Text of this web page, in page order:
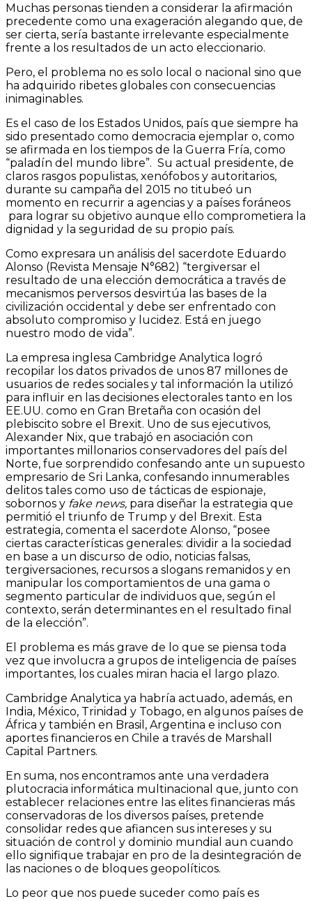
Muchas personas tienden a considerar la afirmación
precedente como una exageración alegando que, de
ser cierta, sería bastante irrelevante especialmente
frente a los resultados de un acto eleccionario.
Pero, el problema no es solo local o nacional sino que
ha adquirido ribetes globales con consecuencias
inimaginables.
Es el caso de los Estados Unidos, país que siempre ha
sido presentado como democracia ejemplar o, como
se afirmada en los tiempos de la Guerra Fría, como
“paladín del mundo libre”. Su actual presidente, de
claros rasgos populistas, xenófobos y autoritarios,
durante su campaña del 2015 no titubeó un
momento en recurrir a agencias y a países foráneos
para lograr su objetivo aunque ello comprometiera la
dignidad y la seguridad de su propio país.
Como expresara un análisis del sacerdote Eduardo
Alonso (Revista Mensaje N°682) “tergiversar el
resultado de una elección democrática a través de
mecanismos perversos desvirtúa las bases de la
civilización occidental y debe ser enfrentado con
absoluto compromiso y lucidez. Está en juego
nuestro modo de vida”.
La empresa inglesa Cambridge Analytica logró
recopilar los datos privados de unos 87 millones de
usuarios de redes sociales y tal información la utilizó
para influir en las decisiones electorales tanto en los
EE.UU. como en Gran Bretaña con ocasión del
plebiscito sobre el Brexit. Uno de sus ejecutivos,
Alexander Nix, que trabajó en asociación con
importantes millonarios conservadores del país del
Norte, fue sorprendido confesando ante un supuesto
empresario de Sri Lanka, confesando innumerables
delitos tales como uso de tácticas de espionaje,
sobornos y fake news, para diseñar la estrategia que
permitió el triunfo de Trump y del Brexit. Esta
estrategia, comenta el sacerdote Alonso, “posee
ciertas características generales: dividir a la sociedad
en base a un discurso de odio, noticias falsas,
tergiversaciones, recursos a slogans remanidos y en
manipular los comportamientos de una gama o
segmento particular de individuos que, según el
contexto, serán determinantes en el resultado final
de la elección”.
El problema es más grave de lo que se piensa toda
vez que involucra a grupos de inteligencia de países
importantes, los cuales miran hacia el largo plazo.
Cambridge Analytica ya habría actuado, además, en
India, México, Trinidad y Tobago, en algunos países de
África y también en Brasil, Argentina e incluso con
aportes financieros en Chile a través de Marshall
Capital Partners.
En suma, nos encontramos ante una verdadera
plutocracia informática multinacional que, junto con
establecer relaciones entre las elites financieras más
conservadoras de los diversos países, pretende
consolidar redes que afiancen sus intereses y su
situación de control y dominio mundial aun cuando
ello signifique trabajar en pro de la desintegración de
las naciones o de bloques geopolíticos.
Lo peor que nos puede suceder como país es